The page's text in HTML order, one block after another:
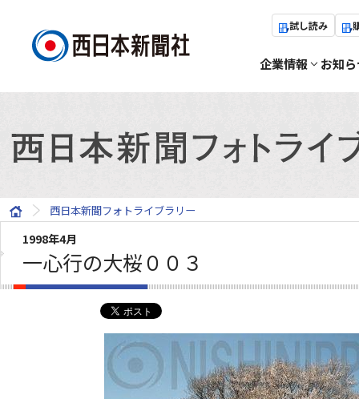
試し読み
企業情報 お知
西日本新聞フォトライブラリー
1998年4月
一心行の大桜００３